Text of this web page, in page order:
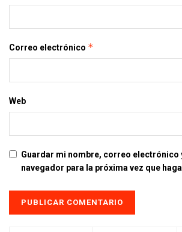
Correo electrónico *
Web
Guardar mi nombre, correo electrónico
navegador para la próxima vez que